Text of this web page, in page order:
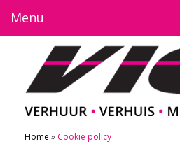
Menu
Home » Cookie policy